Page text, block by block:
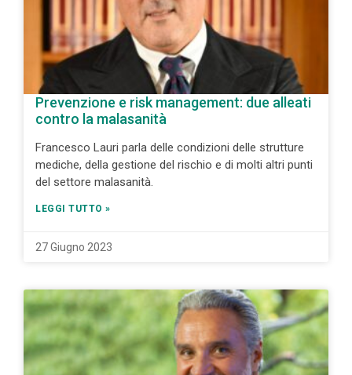
Prevenzione e risk management: due alleati
contro la malasanità
Francesco Lauri parla delle condizioni delle strutture
mediche, della gestione del rischio e di molti altri punti
del settore malasanità.
LEGGI TUTTO »
27 Giugno 2023